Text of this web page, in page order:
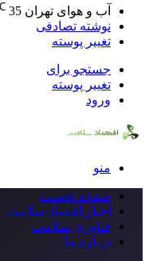
آب و هوای تهران 35
نوشته تصادفی
تغییر پوسته
جستجو برای
تغییر پوسته
ورود
منو
صفحه نخست
اخبار اقتصاد سلامت
فناوری سلامت
درباره ما